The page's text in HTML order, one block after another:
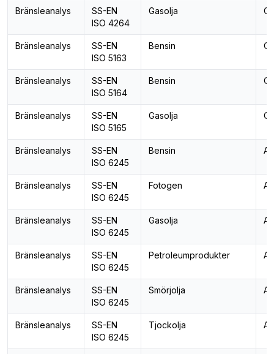
Bränsleanalys
SS-EN
ISO 4264
Gasolja
Bränsleanalys
SS-EN
ISO 5163
Bensin
Bränsleanalys
SS-EN
ISO 5164
Bensin
Bränsleanalys
SS-EN
ISO 5165
Gasolja
Bränsleanalys
SS-EN
ISO 6245
Bensin
Bränsleanalys
SS-EN
ISO 6245
Fotogen
Bränsleanalys
SS-EN
ISO 6245
Gasolja
Bränsleanalys
SS-EN
ISO 6245
Petroleumprodukter
Bränsleanalys
SS-EN
ISO 6245
Smörjolja
Bränsleanalys
SS-EN
ISO 6245
Tjockolja